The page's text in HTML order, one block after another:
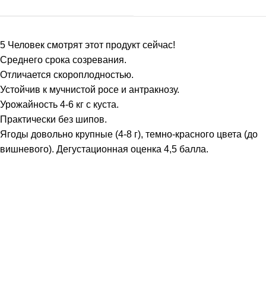
5 Человек смотрят этот продукт сейчас!
Среднего срока созревания.
Отличается скороплодностью.
Устойчив к мучнистой росе и антракнозу.
Урожайность 4-6 кг с куста.
Практически без шипов.
Ягоды довольно крупные (4-8 г), темно-красного цвета (до
вишневого). Дегустационная оценка 4,5 балла.